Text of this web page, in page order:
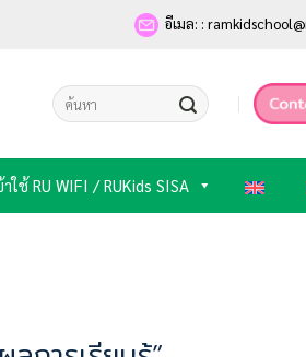
อีเมล: :
าใช้ RU WIFI / RUKids SISA